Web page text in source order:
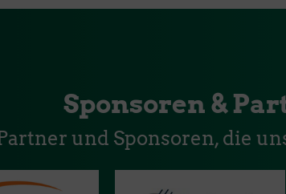
Sponsoren &
und Sponsoren, die